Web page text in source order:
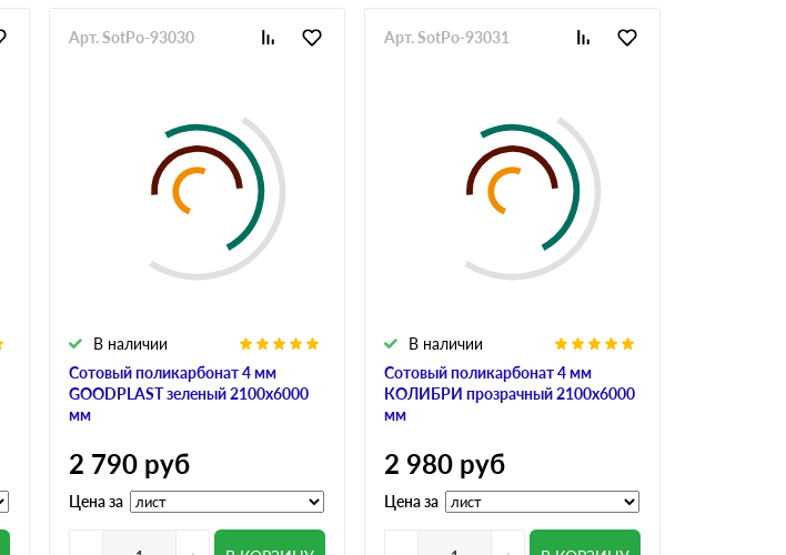
Сотовый поликарбонат 4 мм
GOODPLAST зеленый 2100х6000
мм
В наличии
Арт. SotPo-93030
2 790 руб
Цена за
Сотовый поликарбонат 4 мм
КОЛИБРИ прозрачный 2100х6000
мм
В наличии
Арт. SotPo-93031
2 980 руб
Цена за